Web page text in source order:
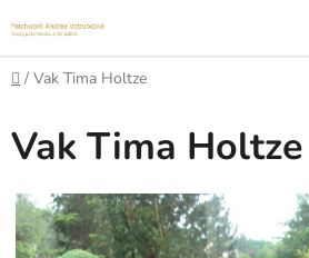
na
obsah
Domů
/ Vak Tima Holtze
Vak Tima Holtze